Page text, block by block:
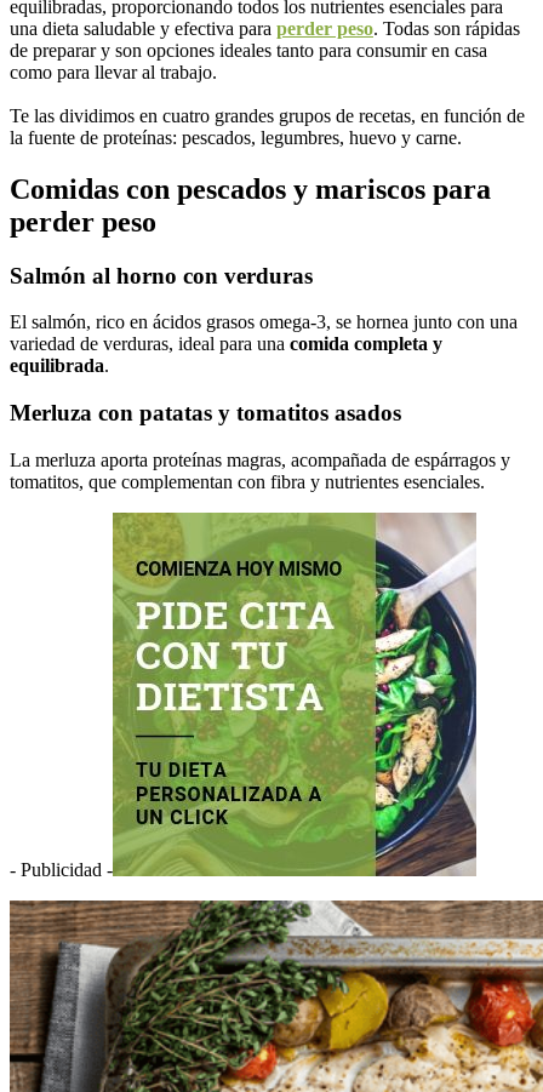
equilibradas, proporcionando todos los nutrientes esenciales para
una dieta saludable y efectiva para perder peso. Todas son rápidas
de preparar y son opciones ideales tanto para consumir en casa
como para llevar al trabajo.
Te las dividimos en cuatro grandes grupos de recetas, en función de
la fuente de proteínas: pescados, legumbres, huevo y carne.
Comidas con pescados y mariscos para
perder peso
Salmón al horno con verduras
El salmón, rico en ácidos grasos omega-3, se hornea junto con una
variedad de verduras, ideal para una comida completa y
equilibrada.
Merluza con patatas y tomatitos asados
La merluza aporta proteínas magras, acompañada de espárragos y
tomatitos, que complementan con fibra y nutrientes esenciales.
- Publicidad -